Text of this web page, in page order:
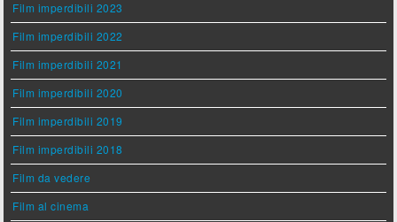
Film imperdibili 2023
Film imperdibili 2022
Film imperdibili 2021
Film imperdibili 2020
Film imperdibili 2019
Film imperdibili 2018
Film da vedere
Film al cinema